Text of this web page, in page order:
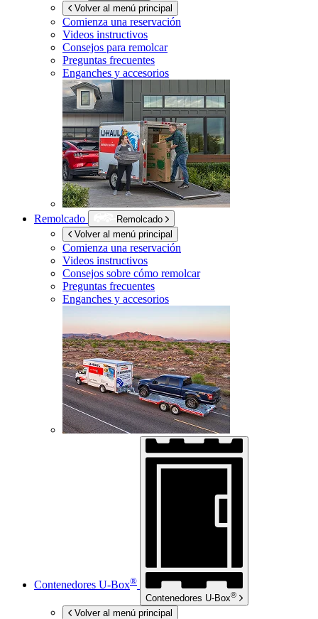
Volver al menú principal
Comienza una reservación
Videos instructivos
Consejos para remolcar
Preguntas frecuentes
Enganches y accesorios
Remolcado
Remolcado
Volver al menú principal
Comienza una reservación
Videos instructivos
Consejos sobre cómo remolcar
Preguntas frecuentes
Enganches y accesorios
Contenedores U-Box®
Contenedores U-Box®
Volver al menú principal